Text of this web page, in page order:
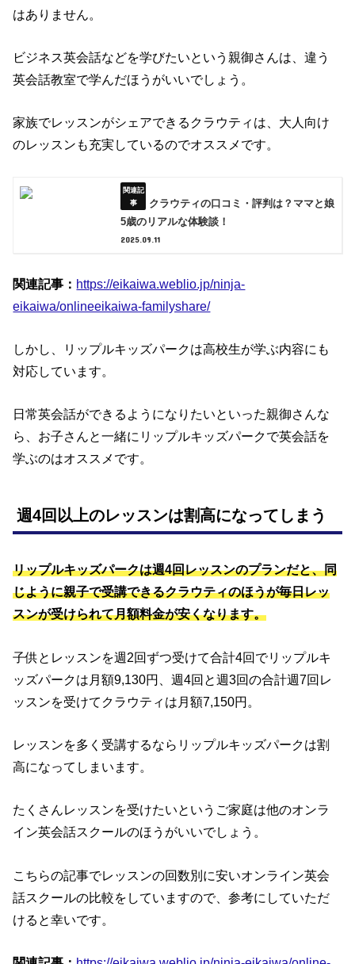
はありません。
ビジネス英会話などを学びたいという親御さんは、違う
英会話教室で学んだほうがいいでしょう。
家族でレッスンがシェアできるクラウティは、大人向け
のレッスンも充実しているのでオススメです。
クラウティの口コミ・評判は？ママと娘
5歳のリアルな体験談！
2025.09.11
関連記事： https://eikaiwa.weblio.jp/ninja-
eikaiwa/onlineeikaiwa-familyshare/
しかし、リップルキッズパークは高校生が学ぶ内容にも
対応しています。
日常英会話ができるようになりたいといった親御さんな
ら、お子さんと一緒にリップルキッズパークで英会話を
学ぶのはオススメです。
週4回以上のレッスンは割高になってしまう
リップルキッズパークは週4回レッスンのプランだと、同
じように親子で受講できるクラウティのほうが毎日レッ
スンが受けられて月額料金が安くなります。
子供とレッスンを週2回ずつ受けて合計4回でリップルキ
ッズパークは月額9,130円、週4回と週3回の合計週7回レ
ッスンを受けてクラウティは月額7,150円。
レッスンを多く受講するならリップルキッズパークは割
高になってしまいます。
たくさんレッスンを受けたいというご家庭は他のオンラ
イン英会話スクールのほうがいいでしょう。
こちらの記事でレッスンの回数別に安いオンライン英会
話スクールの比較をしていますので、参考にしていただ
けると幸いです。